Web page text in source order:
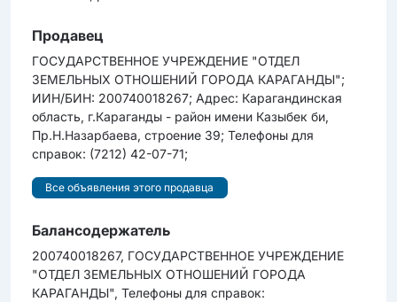
Продавец
ГОСУДАРСТВЕННОЕ УЧРЕЖДЕНИЕ "ОТДЕЛ
ЗЕМЕЛЬНЫХ ОТНОШЕНИЙ ГОРОДА КАРАГАНДЫ";
ИИН/БИН: 200740018267; Адрес: Карагандинская
область, г.Караганды - район имени Казыбек би,
Пр.Н.Назарбаева, строение 39; Телефоны для
справок: (7212) 42-07-71;
Все объявления этого продавца
Балансодержатель
200740018267, ГОСУДАРСТВЕННОЕ УЧРЕЖДЕНИЕ
"ОТДЕЛ ЗЕМЕЛЬНЫХ ОТНОШЕНИЙ ГОРОДА
КАРАГАНДЫ", Телефоны для справок: